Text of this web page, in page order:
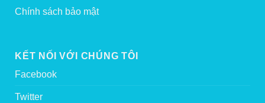
Chính sách bảo mật
KẾT NỐI VỚI CHÚNG TÔI
Facebook
Twitter